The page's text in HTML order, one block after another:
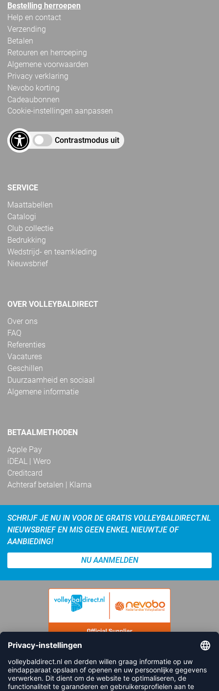
Bestelling herroepen
Help en contact
Verzending
Betalen
Retouren en herroeping
Algemene voorwaarden
Privacy verklaring
Nevobo korting
Cadeaubonnen
Cookie-instellingen aanpassen
Contrastmodus uit
SERVICE
Maattabellen
Catalogi
Club collectie
Bedrukking
Wedstrijd- en teamkleding
Nieuwsbrief
OVER VOLLEYBALDIRECT
Over ons
FAQ
Referenties
Vacatures
Geschillen
Duurzaamheid en sociaal
Algemene informatie
BETAALMETHODEN
Apple Pay
iDEAL | Wero
Creditcard
Achteraf betalen | Klarna
SCHRIJF JE NU IN VOOR DE GRATIS VOLLEYBALDIRECT.NL
NIEUWSBRIEF EN MIS GEEN ENKEL NIEUWTJE OF
AANBIEDING!
NU AANMELDEN